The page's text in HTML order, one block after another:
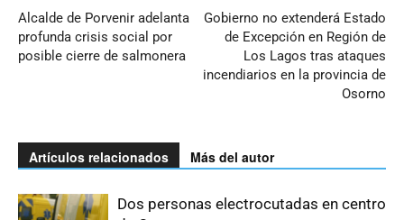
Alcalde de Porvenir adelanta
profunda crisis social por
posible cierre de salmonera
Gobierno no extenderá Estado
de Excepción en Región de
Los Lagos tras ataques
incendiarios en la provincia de
Osorno
Artículos relacionados Más del autor
Dos personas electrocutadas en centro